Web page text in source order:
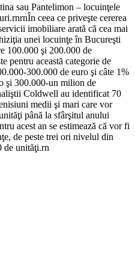
sau Pantelimon – locuinţele
ceea ce priveşte cererea
imobiliare arată că cea mai
unei locuinţe în Bucureşti
100.000 şi 200.000 de
pentru această categorie de
300.000 de euro şi câte 1%
şi 300.000-un milion de
Coldwell au identificat 70
medii şi mari care vor
până la sfârşitul anului
acest an se estimează că vor fi
de peste trei ori nivelul din
de unităţi.rn